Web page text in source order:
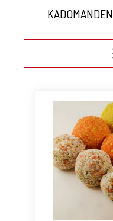
KADOMANDEN